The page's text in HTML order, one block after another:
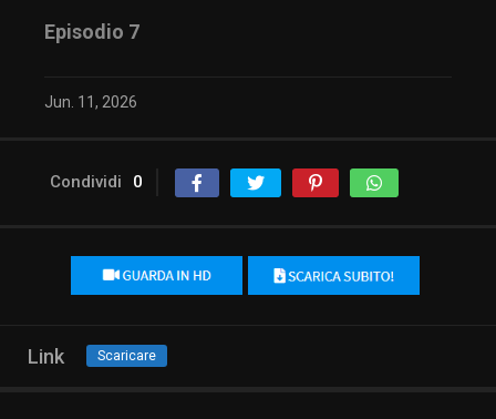
Episodio 7
Jun. 11, 2026
Condividi 0
Link Scaricare